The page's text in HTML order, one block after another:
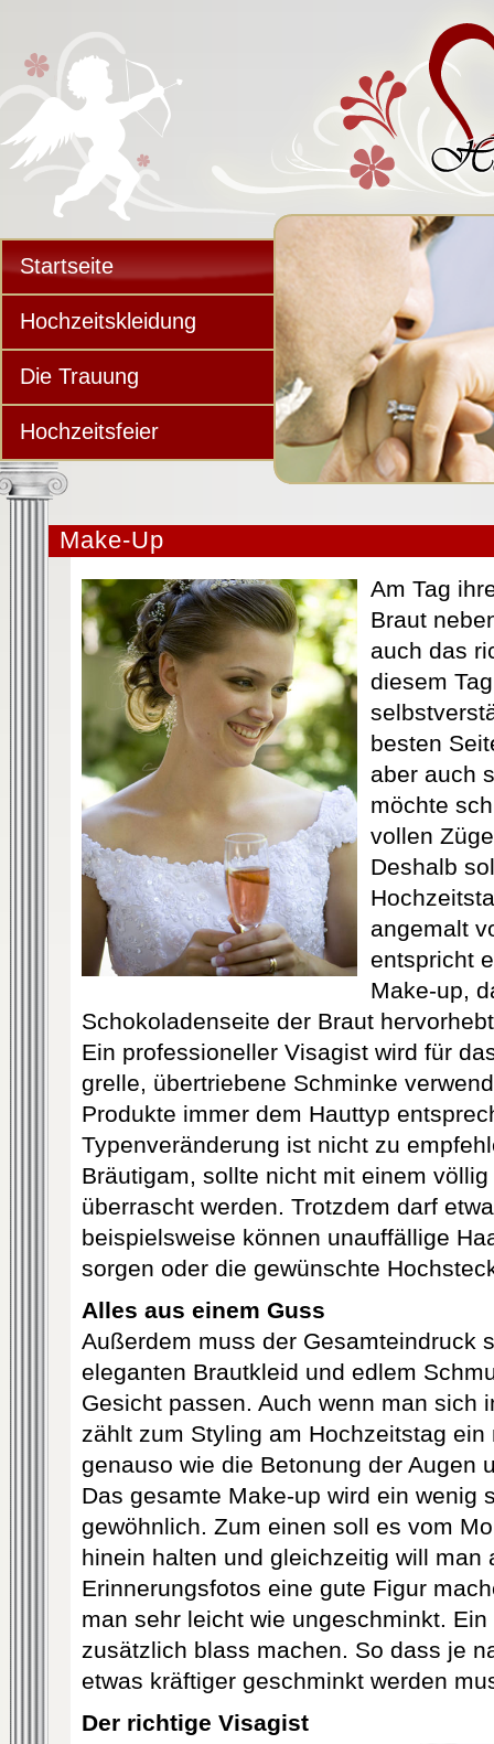
Startseite
Hochzeitskleidung
Die Trauung
Hochzeitsfeier
Make-Up
Am Tag
Braut
auch das
diesem
besten
aber auch
möchte
vollen
Deshalb
angemalt
entspricht
Make-up,
Schokoladenseite der Braut
Ein professioneller Visagist wird für
grelle, übertriebene Schminke
Produkte immer dem Hauttyp
Typenveränderung ist nicht zu
Bräutigam, sollte nicht mit einem
überrascht werden. Trotzdem darf
beispielsweise können unauffällige
sorgen oder die gewünschte
Alles aus einem Guss
Außerdem muss der Gesamteindruck
eleganten Brautkleid und edlem
Gesicht passen. Auch wenn man sich
zählt zum Styling am Hochzeitstag ein
genauso wie die Betonung der Augen
Das gesamte Make-up wird ein wenig
gewöhnlich. Zum einen soll es vom
hinein halten und gleichzeitig will man
Erinnerungsfotos eine gute Figur
man sehr leicht wie ungeschminkt.
zusätzlich blass machen. So dass je
etwas kräftiger geschminkt werden
Der richtige Visagist